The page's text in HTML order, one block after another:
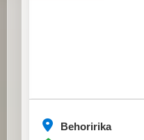
Behoririka